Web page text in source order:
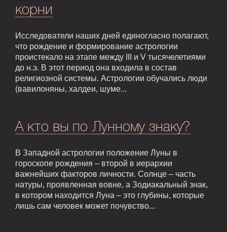
корни
Исследователи наших дней единогласно полагают,
что рождение и формирование астрологии
проистекало на этапе между III и V тысячелетиями
до н.э. В этот период она входила в состав
религиозной системы. Астрологии обучались люди
(вавилоняны, халдеи, шуме...
А кто вы по Лунному знаку?
В Западной астрологии положение Луны в
гороскопе рождения – второй в иерархии
важнейших факторов личности. Солнце – часть
натуры, проявленная вовне, а Зодиакальный знак,
в котором находится Луна – это глубины, которые
лишь сам человек может почувство...